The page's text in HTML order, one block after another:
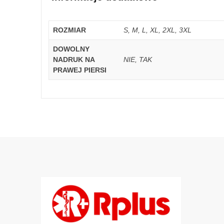
ROZMIAR S, M, L, XL, 2XL, 3XL
DOWOLNY
NADRUK NA
PRAWEJ PIERSI
NIE, TAK